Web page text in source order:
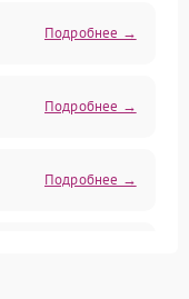
Подробнее →
Подробнее →
Подробнее →